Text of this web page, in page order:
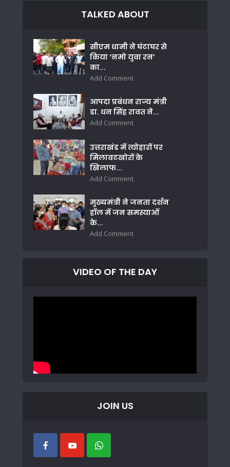
TALKED ABOUT
सीएम धामी ने घंटाघर से
किया ‘नमो युवा रन’
का...
Add Comment
आपदा प्रबंधन राज्य मंत्री
डा. धन सिंह रावत ने...
Add Comment
उत्तराखंड में त्योहारों पर
मिलावटखोरों के
खिलाफ...
Add Comment
मुख्यमंत्री ने जनता दर्शन
हॉल में जन समस्याओं
के...
Add Comment
VIDEO OF THE DAY
JOIN US